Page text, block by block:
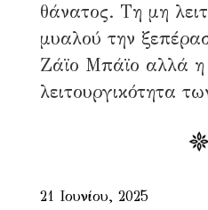
θάνατος. Τη μη
μυαλού την
Ζάϊο Μπάϊο αλλά
λειτουργικότητα
21 Ιουνίου, 2025